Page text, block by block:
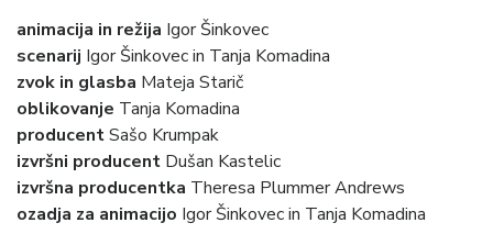
animacija in režija Igor Šinkovec
scenarij Igor Šinkovec in Tanja Komadina
zvok in glasba Mateja Starič
oblikovanje Tanja Komadina
producentSašo Krumpak
izvršni producent Dušan Kastelic
izvršna producentka Theresa Plummer Andrews
ozadja za animacijo Igor Šinkovec in Tanja Komadina